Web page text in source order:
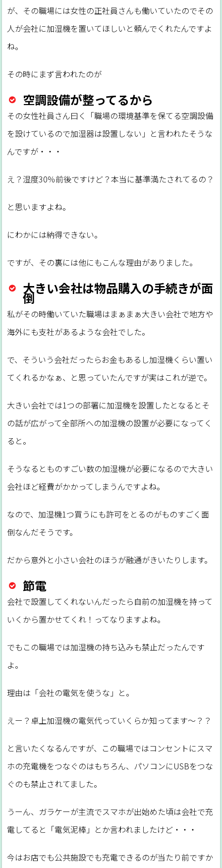
が、その職場には女性の正社員さんも働いていたのでその
人が会社に加湿機を置いてほしいと頼んでくれたんですよ
ね。
その時にまず言われたのが
空調設備が整ってるから
その女性社員さん曰く「職場の環境基準を保てる空調設備
を設けているので加湿器は設置しない」と言われたそうな
んですが・・・
え？湿度30％前後ですけど？本当に基準満たされてるの？
と思いますよね。
にわかには納得できない。
ですが、その裏には他にもこんな理由がありました。
大きい会社は物品購入の手続きが面
倒
私がその時働いていた職場はまぁまぁ大きい会社で地方や
海外にも支社があるような会社でした。
で、そういう会社だったらお金もあるし加湿機くらい置い
てくれるかなぁ、と思っていたんですが実はこれが逆で。
大きい会社では1つの部署に加湿機を設置したとなるとそ
の話が広がって全部所への加湿機の設置が必要になってく
ると。
そうなるとものすごい数の加湿機が必要になるので大きい
会社ほど経費がかかってしまうんですよね。
なので、加湿機1つ買うにも許可をとるのがものすごく面
倒なんだそうです。
だから意外と小さい会社のほうが融通がきいたりします。
節電
会社で設置してくれないんだったら自前の加湿機を持って
いくから置かせてくれ！ってなりますよね。
でもこの職場では加湿機の持ち込みも禁止だったんです
よ。
理由は「会社の電気を使うな」と。
えー？卓上加湿機の電気代っていくらか知ってます～？？
と言いたくなるんですが、この職場ではコンセントにスマ
ホの充電機をつなぐのはもちろん、パソコンにUSBをつな
ぐのも禁止されてました。
うーん、ガラケーが主流でスマホが出始めた頃は会社で充
電してると「電気泥棒」とか言われましたけど・・・
今はお店でも公共施設でも充電できるのが当たり前ですか